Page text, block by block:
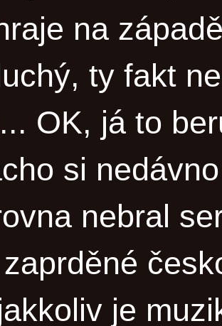
na
ty fakt
OK, já to
si
nebral
je